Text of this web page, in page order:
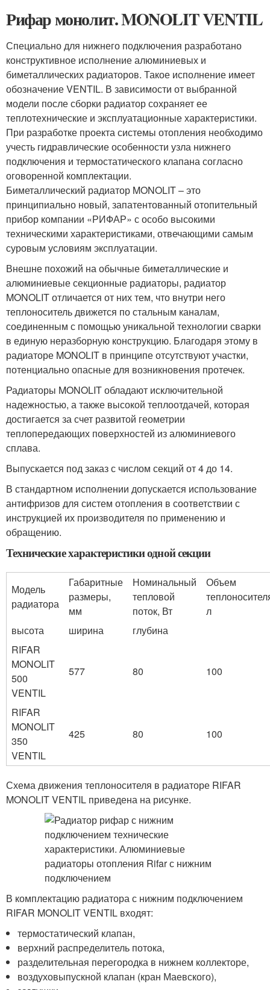
Рифар монолит. MONOLIT VENTIL
Специально для нижнего подключения разработано
конструктивное исполнение алюминиевых и
биметаллических радиаторов. Такое исполнение имеет
обозначение VENTIL. В зависимости от выбранной
модели после сборки радиатор сохраняет ее
теплотехнические и эксплуатационные характеристики.
При разработке проекта системы отопления необходимо
учесть гидравлические особенности узла нижнего
подключения и термостатического клапана согласно
оговоренной комплектации.
Биметаллический радиатор MONOLIT – это
принципиально новый, запатентованный отопительный
прибор компании «РИФАР» с особо высокими
техническими характеристиками, отвечающими самым
суровым условиям эксплуатации.
Внешне похожий на обычные биметаллические и
алюминиевые секционные радиаторы, радиатор
MONOLIT отличается от них тем, что внутри него
теплоноситель движется по стальным каналам,
соединенным с помощью уникальной технологии сварки
в единую неразборную конструкцию. Благодаря этому в
радиаторе MONOLIT в принципе отсутствуют участки,
потенциально опасные для возникновения протечек.
Радиаторы MONOLIT обладают исключительной
надежностью, а также высокой теплоотдачей, которая
достигается за счет развитой геометрии
теплопередающих поверхностей из алюминиевого
сплава.
Выпускается под заказ с числом секций от 4 до 14.
В стандартном исполнении допускается использование
антифризов для систем отопления в соответствии с
инструкцией их производителя по применению и
обращению.
Технические характеристики одной секции
Модель
радиатора
Габаритные
размеры,
мм
Номинальный
тепловой
поток, Вт
Объем
л
высота
ширина
глубина
RIFAR
MONOLIT
500
VENTIL
577 80 100
RIFAR
MONOLIT
350
VENTIL
425 80 100
Схема движения теплоносителя в радиаторе RIFAR
MONOLIT VENTIL приведена на рисунке.
В комплектацию радиатора с нижним подключением
RIFAR MONOLIT VENTIL входят:
термостатический клапан,
верхний распределитель потока,
разделительная перегородка в нижнем коллекторе,
воздуховыпускной клапан (кран Маевского),